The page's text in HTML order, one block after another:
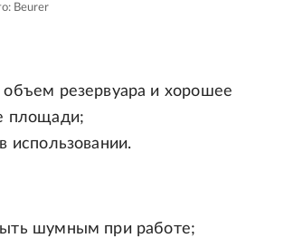
Beurer
резервуара и хорошее
площади;
использовании.
шумным при работе;